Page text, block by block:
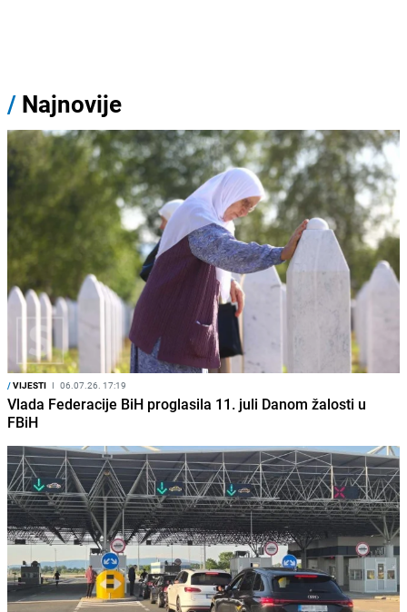
/ Najnovije
/VIJESTI I 06.07.26. 17:19
Vlada Federacije BiH proglasila 11. juli Danom žalosti u
FBiH